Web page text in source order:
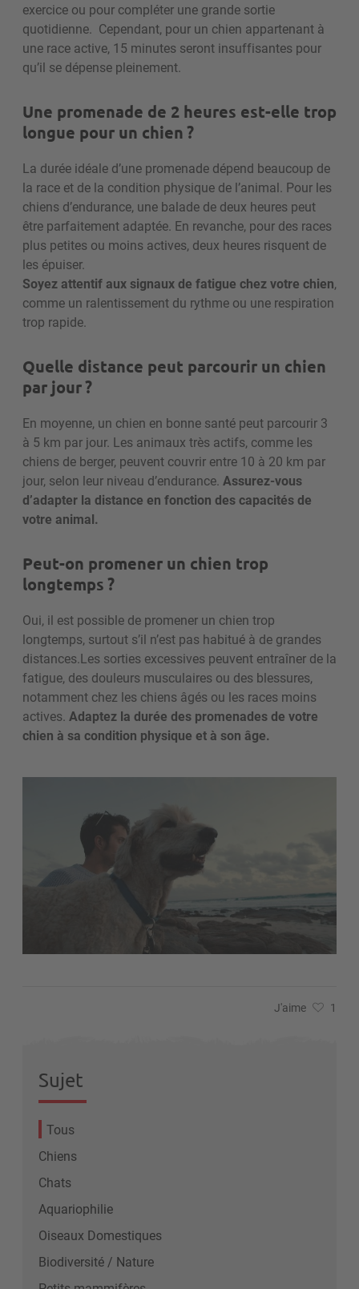
exercice ou pour compléter une grande sortie
quotidienne. Cependant, pour un chien appartenant à
une race active, 15 minutes seront insuffisantes pour
qu’il se dépense pleinement.
Une promenade de 2 heures est-elle trop
longue pour un chien ?
La durée idéale d’une promenade dépend beaucoup de
la race et de la condition physique de l’animal. Pour les
chiens d’endurance, une balade de deux heures peut
être parfaitement adaptée​. En revanche, pour des races
plus petites ou moins actives, deux heures risquent de
les épuiser.
Soyez attentif aux signaux de fatigue chez votre chien,
comme un ralentissement du rythme ou une respiration
trop rapide.
Quelle distance peut parcourir un chien
par jour ?
En moyenne, un chien en bonne santé peut parcourir 3
à 5 km par jour. Les animaux très actifs, comme les
chiens de berger, peuvent couvrir entre 10 à 20 km par
jour, selon leur niveau d’endurance. Assurez-vous
d’adapter la distance en fonction des capacités de
votre animal.
Peut-on promener un chien trop
longtemps ?
Oui, il est possible de promener un chien trop
longtemps, surtout s’il n’est pas habitué à de grandes
distances.Les sorties excessives peuvent entraîner de la
fatigue, des douleurs musculaires ou des blessures,
notamment chez les chiens âgés ou les races moins
actives. Adaptez la durée des promenades de votre
chien à sa condition physique et à son âge.
J'aime 1
Sujet
Tous
Chiens
Chats
Aquariophilie
Oiseaux Domestiques
Biodiversité / Nature